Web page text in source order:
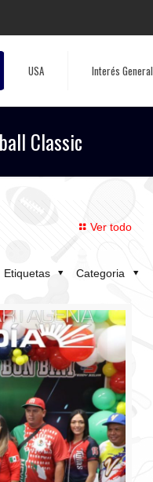
USA Interés General
Classic
Ver todo
Categoria
Etiquetas